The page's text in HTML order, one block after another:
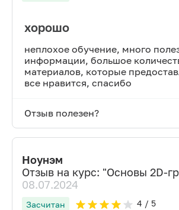
хорошо
неплохое обучение, много
информации, большое
материалов, которые
все нравится, спасибо
Отзыв полезен?
Ноунэм
Отзыв на курс: "Основы 2D-
08.07.2024
Засчитан 4 / 5